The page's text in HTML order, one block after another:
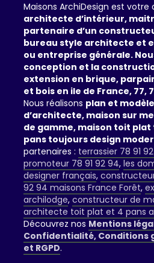
Maisons ArchiDesign est votre
architecte d’intérieur,
partenaire d’un
bureau style architecte et
ou entreprise générale.
conception et la
extension en brique,
et bois en ile de France, 77,
Nous réalisons plan et
d’architecte, maison sur
de gamme, maison toit plat
pans toujours design
partenaires : terrassier 78 91
promoteur 78 91 92 94, les
designer français,
92 94 maisons France Forêt,
archilodge, constructeur de
architecte toit plat et 4 pans
Découvrez nos Mentions
Confidentialité, Conditions
et RGPD.